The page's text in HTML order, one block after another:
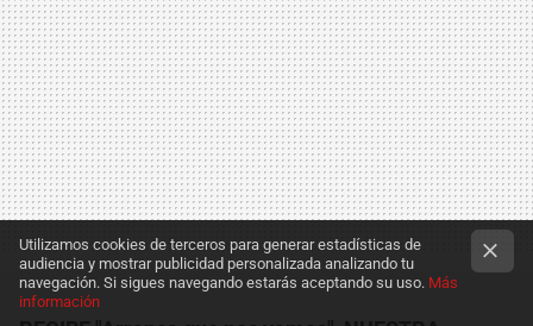
Utilizamos cookies de terceros para generar estadísticas de
audiencia y mostrar publicidad personalizada analizando tu
navegación. Si sigues navegando estarás aceptando su uso. Más
información